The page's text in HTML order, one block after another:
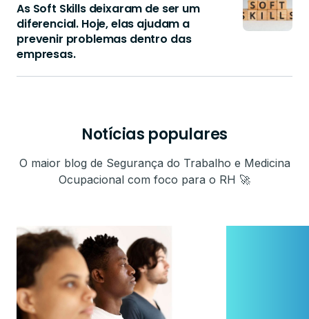
As Soft Skills deixaram de ser um
diferencial. Hoje, elas ajudam a
prevenir problemas dentro das
empresas.
Notícias populares
O maior blog de Segurança do Trabalho e Medicina
Ocupacional com foco para o RH 🚀